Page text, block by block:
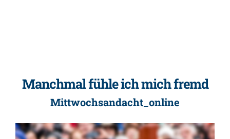
Manchmal fühle ich mich fremd
Mittwochsandacht_online